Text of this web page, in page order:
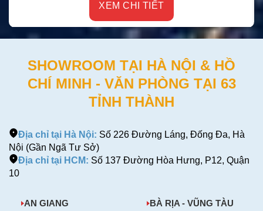
XEM CHI TIẾT
SHOWROOM TẠI HÀ NỘI & HỒ
CHÍ MINH - VĂN PHÒNG TẠI 63
TỈNH THÀNH
Địa chỉ tại Hà Nội: Số 226 Đường Láng, Đống Đa, Hà
Nội (Gần Ngã Tư Sở)
Địa chỉ tại HCM: Số 137 Đường Hòa Hưng, P12, Quận
10
AN GIANG BÀ RỊA - VŨNG TÀU